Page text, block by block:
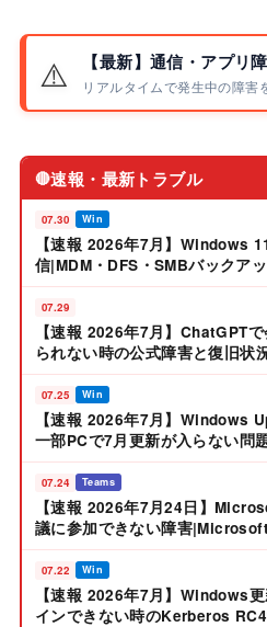
⚠️ 【最新】通信・アプリ
リアルタイムで発生中の障害
🔴速報・最新トラブル
07.30 Win
【速報 2026年7月】Windows
信|MDM・DFS・SMBバックア
07.29
【速報 2026年7月】ChatGPT
られない時の公式障害と復旧状
07.25 Win
【速報 2026年7月】Windows
一部PCで7月更新が入らない問
07.24 Teams
【速報 2026年7月24日】
議に参加できない障害
07.22 Win
【速報 2026年7月】Windows
インできない時のKerberos